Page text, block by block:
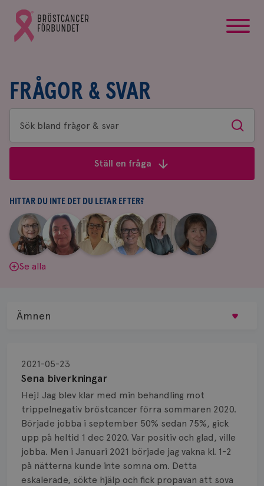
Gå
till
Bröstcancerförbundets
FRÅGOR & SVAR
Sök
bland
&
svar
Sök
Ställ en fråga
HITTAR DU INTE DET DU LETAR EFTER?
Aina
Johnsson
|
Anne
Andersson
Fredrika
Killander
|
Jeanette
Bäcklund
|
Maria
Edegran
|
Yvette
Andersson
Se alla
Sena biverkningar
2021-05-23
Hej! Jag blev klar med min behandling mot
trippelnegativ bröstcancer förra sommaren 2020.
Började jobba i september 50% sedan 75%, gick
upp på heltid 1 dec 2020. Var positiv och glad, ville
jobba. Men i Januari 2021 började jag vakna kl. 1-2
på nätterna kunde inte somna om. Detta
eskalerade, sökte hjälp och fick propavan att sova
Ämnen
Biopsi
Biverkningar
Bröstvårta
Knöl
Läkemedel